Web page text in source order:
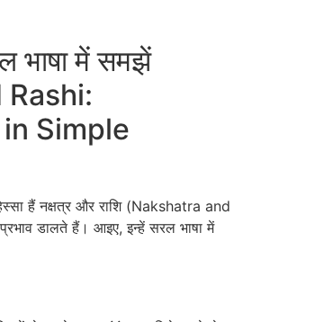
भाषा में समझें
Simple
हैं नक्षत्र और राशि (Nakshatra and
डालते हैं। आइए, इन्हें सरल भाषा में